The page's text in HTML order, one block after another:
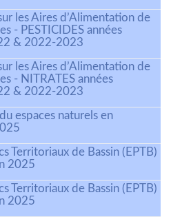
les Aires d’Alimentation de
- PESTICIDES années
& 2022-2023
les Aires d’Alimentation de
- NITRATES années
& 2022-2023
espaces naturels en
Territoriaux de Bassin (EPTB)
2025
Territoriaux de Bassin (EPTB)
2025